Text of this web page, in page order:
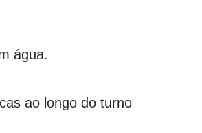
água.
ao longo do turno